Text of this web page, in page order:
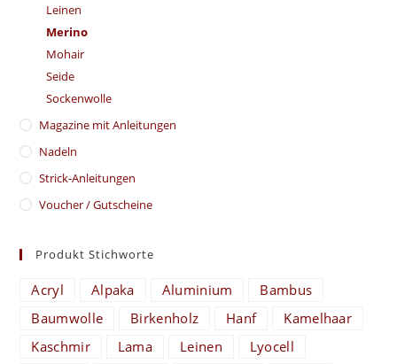
Leinen
Merino
Mohair
Seide
Sockenwolle
Magazine mit Anleitungen
Nadeln
Strick-Anleitungen
Voucher / Gutscheine
Produkt Stichworte
Acryl Alpaka Aluminium
Bambus
Baumwolle
Birkenholz Hanf
Kamelhaar
Kaschmir
Lama Leinen
Lyocell